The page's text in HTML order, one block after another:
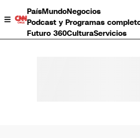
PaísMundoNegocios
Podcast y Programas
Futuro 360CulturaServicios